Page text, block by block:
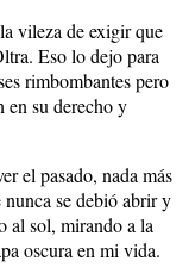
vileza de exigir que
Eso lo dejo para
rimbombantes pero
en su derecho y
el pasado, nada más
se debió abrir y
al sol, mirando a la
oscura en mi vida.